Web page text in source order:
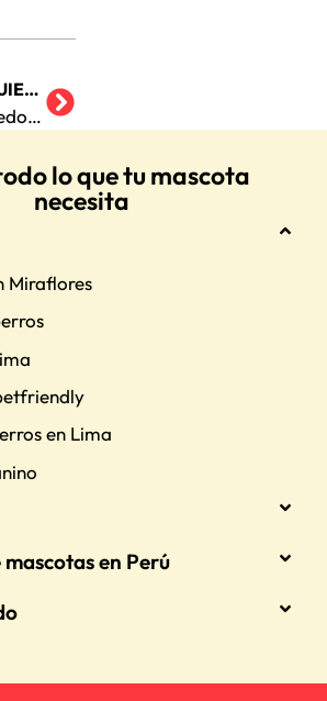
SIGUIENTE
¿Puedo dejar al perro solo durante varios días?
lo que tu mascota
necesita
Miraflores
en Lima
en Perú